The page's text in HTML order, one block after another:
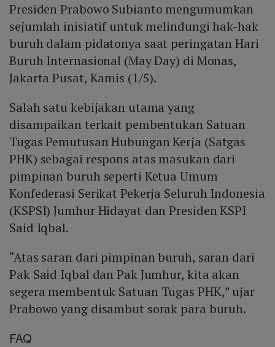
Presiden Prabowo Subianto mengumumkan
sejumlah inisiatif untuk melindungi hak-hak
buruh dalam pidatonya saat peringatan Hari
Buruh Internasional (May Day) di Monas,
Jakarta Pusat, Kamis (1/5).
Salah satu kebijakan utama yang
disampaikan terkait pembentukan Satuan
Tugas Pemutusan Hubungan Kerja (Satgas
PHK) sebagai respons atas masukan dari
pimpinan buruh seperti Ketua Umum
Konfederasi Serikat Pekerja Seluruh Indonesia
(KSPSI) Jumhur Hidayat dan Presiden KSPI
Said Iqbal.
“Atas saran dari pimpinan buruh, saran dari
Pak Said Iqbal dan Pak Jumhur, kita akan
segera membentuk Satuan Tugas PHK,” ujar
Prabowo yang disambut sorak para buruh.
FAQ